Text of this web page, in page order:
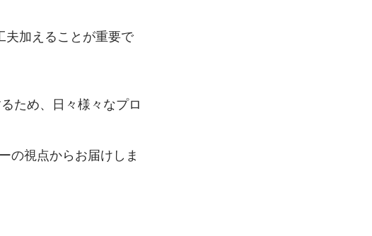
夫加えることが重要で
ため、日々様々なプロ
の視点からお届けしま